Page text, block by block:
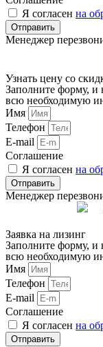
Я согласен на
Отправить
Менеджер
Узнать цену со
Заполните форму, и
всю необходимую
Имя
Телефон
E-mail
Соглашение
Я согласен на
Отправить
Менеджер
Заявка на лизинг
Заполните форму, и
всю необходимую
Имя
Телефон
E-mail
Соглашение
Я согласен на
Отправить